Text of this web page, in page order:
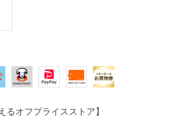
るオフプライスストア】